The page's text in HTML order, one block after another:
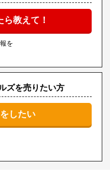
教えて！
を
ズを売りたい方
したい